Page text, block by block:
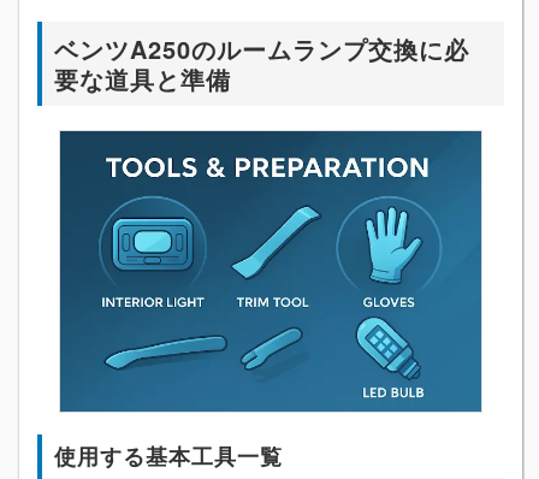
ベンツA250のルームランプ交換に必
要な道具と準備
使用する基本工具一覧